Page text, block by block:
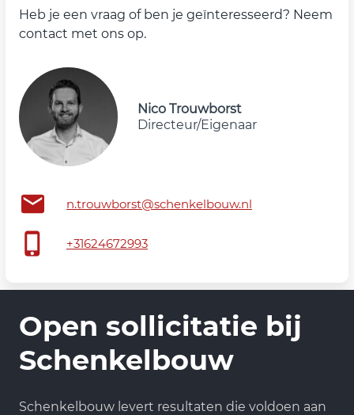
Heb je een vraag of ben je geïnteresseerd? Neem
contact met ons op.
Nico Trouwborst
Directeur/Eigenaar
n.trouwborst@schenkelbouw.nl
+31624672993
Open sollicitatie bij
Schenkelbouw
Schenkelbouw levert resultaten die voldoen aan